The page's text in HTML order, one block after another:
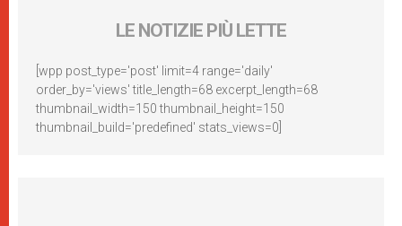
LE NOTIZIE PIÙ LETTE
[wpp post_type='post' limit=4 range='daily'
order_by='views' title_length=68 excerpt_length=68
thumbnail_width=150 thumbnail_height=150
thumbnail_build='predefined' stats_views=0]